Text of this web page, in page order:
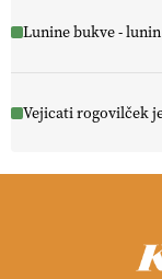
Lunine bukve -
Vejicati rogovilček